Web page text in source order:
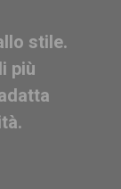
stile.
più